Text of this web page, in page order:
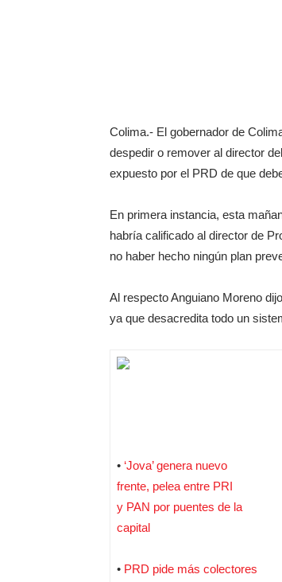
Colima.- El gobernador de
despedir o remover al director
expuesto por el PRD de que
En primera instancia, esta
habría calificado al director de
no haber hecho ningún plan
Al respecto Anguiano Moreno
ya que desacredita todo un
• ‘Jova’ genera nuevo
frente, pelea entre PRI
y PAN por puentes de la
capital
• PRD pide más colectores